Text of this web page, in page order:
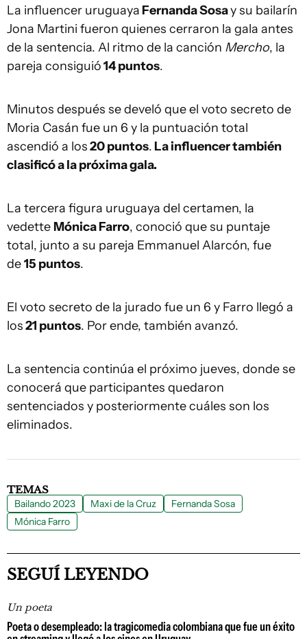
La influencer uruguaya Fernanda Sosay su bailarín
Jona Martini fueron quienes cerraron la gala antes
de la sentencia. Al ritmo de la canción Mercho, la
pareja consiguió14 puntos.
Minutos después se develó que el voto secreto de
Moria Casán fue un 6 y la puntuación total
ascendió a los20 puntos. La influencer también
clasificó a la próxima gala.
La tercera figura uruguaya del certamen, la
vedette Mónica Farro, conoció que su puntaje
total, junto a su pareja Emmanuel Alarcón, fue
de15 puntos.
El voto secreto de la jurado fue un 6 y Farro llegó a
los21 puntos. Por ende, también avanzó.
La sentencia continúa el próximo jueves, donde se
conocerá que participantes quedaron
sentenciados y posteriormente cuáles son los
eliminados.
TEMAS
Bailando 2023 Maxi de la Cruz
Fernanda Sosa
Mónica Farro
SEGUÍ LEYENDO
Un poeta
Poeta o desempleado: la tragicomedia colombiana que fue un éxito